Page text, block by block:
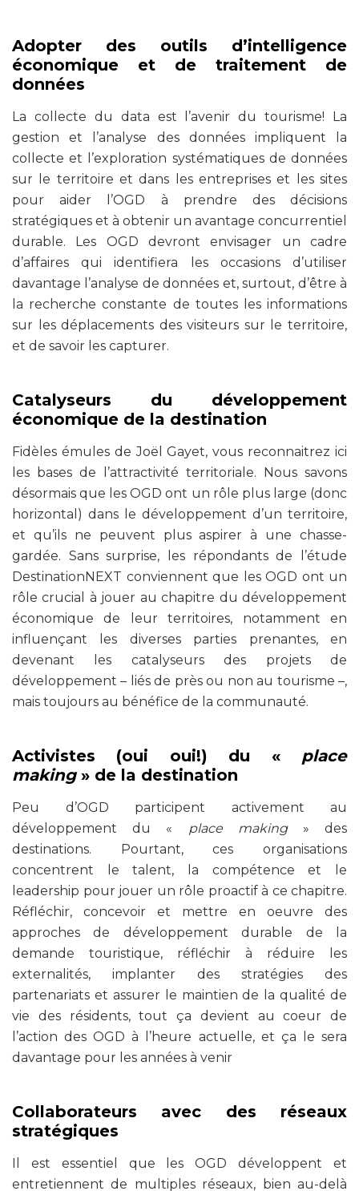
Adopter des outils d’intelligence
économique et de traitement de
données
La collecte du data est l’avenir du tourisme! La
gestion et l’analyse des données impliquent la
collecte et l’exploration systématiques de données
sur le territoire et dans les entreprises et les sites
pour aider l’OGD à prendre des décisions
stratégiques et à obtenir un avantage concurrentiel
durable. Les OGD devront envisager un cadre
d’affaires qui identifiera les occasions d’utiliser
davantage l’analyse de données et, surtout, d’être à
la recherche constante de toutes les informations
sur les déplacements des visiteurs sur le territoire,
et de savoir les capturer.
Catalyseurs du développement
économique de la destination
Fidèles émules de Joël Gayet, vous reconnaitrez ici
les bases de l’attractivité territoriale. Nous savons
désormais que les OGD ont un rôle plus large (donc
horizontal) dans le développement d’un territoire,
et qu’ils ne peuvent plus aspirer à une chasse-
gardée. Sans surprise, les répondants de l’étude
DestinationNEXT conviennent que les OGD ont un
rôle crucial à jouer au chapitre du développement
économique de leur territoires, notamment en
influençant les diverses parties prenantes, en
devenant les catalyseurs des projets de
développement – liés de près ou non au tourisme –,
mais toujours au bénéfice de la communauté.
Activistes (oui oui!) du « place
making» de la destination
Peu d’OGD participent activement au
développement du « place making» des
destinations. Pourtant, ces organisations
concentrent le talent, la compétence et le
leadership pour jouer un rôle proactif à ce chapitre.
Réfléchir, concevoir et mettre en oeuvre des
approches de développement durable de la
demande touristique, réfléchir à réduire les
externalités, implanter des stratégies des
partenariats et assurer le maintien de la qualité de
vie des résidents, tout ça devient au coeur de
l’action des OGD à l’heure actuelle, et ça le sera
davantage pour les années à venir
Collaborateurs avec des réseaux
stratégiques
Il est essentiel que les OGD développent et
entretiennent de multiples réseaux, bien au-delà